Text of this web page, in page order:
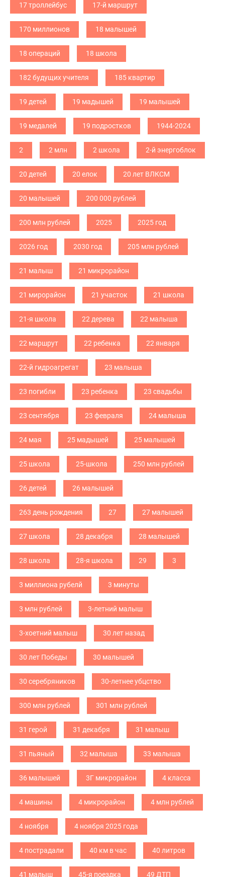
17 троллейбус 17-й маршрут
170 миллионов 18 малышей
18 операций 18 школа
182 будущих учителя 185 квартир
19 детей 19 мадышей 19 малышей
19 медалей 19 подростков 1944-2024
2 2 млн 2 школа 2-й энергоблок
20 детей 20 елок 20 лет ВЛКСМ
20 малышей 200 000 рублей
200 млн рублей 2025 2025 год
2026 год 2030 год 205 млн рублей
21 малыш 21 микрорайон
21 мирорайон 21 участок 21 школа
21-я школа 22 дерева 22 малыша
22 маршрут 22 ребенка 22 января
22-й гидроагрегат 23 малыша
23 погибли 23 ребенка 23 свадьбы
23 сентября 23 февраля 24 малыша
24 мая 25 мадышей 25 малышей
25 школа 25-школа 250 млн рублей
26 детей 26 малышей
263 день рождения 27 27 малышей
27 школа 28 декабря 28 малышей
28 школа 28-я школа 29 3
3 миллиона рубелй 3 минуты
3 млн рублей 3-летний малыш
3-хоетний малыш 30 лет назад
30 лет Победы 30 малышей
30 серебряников 30-летнее убцство
300 млн рублей 301 млн рублей
31 герой 31 декабря 31 малыш
31 пьяный 32 малыша 33 малыша
36 малышей 3Г микрорайон 4 класса
4 машины 4 микрорайон 4 млн рублей
4 ноября 4 ноября 2025 года
4 пострадали 40 км в час 40 литров
41 малыш 45-я поездка 49 ДТП